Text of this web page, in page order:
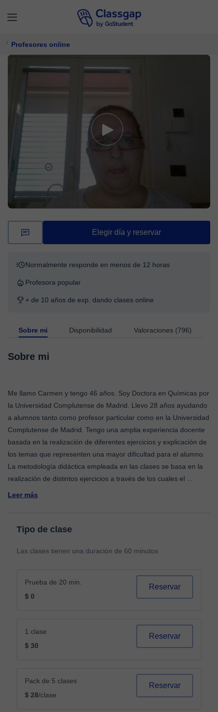
Profesores online
Carmen
4,9 (796)
1713 clases
Matemáticas,
Química
Elegir día y reservar
Normalmente responde en menos de 12 horas
Profesora popular
+ de 10 años de exp. dando clases online
Sobre mi Disponibilidad Valoraciones (796)
Sobre mi
Me llamo Carmen y tengo 46 años. Soy Doctora en Químicas por
la Universidad Complutense de Madrid. Llevo 28 años ayudando
a alumnos tanto como profesor particular como en la Universidad
Complutense de Madrid. Tengo una amplia experiencia docente
basada en la realización de diferentes ejercicios y explicación de
los temas que representen una mayor dificultad para el alumno.
La metodología didáctica empleada en las clases se basa en la
realización de distintos ejercicios a través de los cuales el
Leer más
Tipo de clase
Las clases tienen una duración de 60 minutos
Prueba de 20 min.
$ 0
Reservar
1 clase
$ 30
Reservar
Pack de 5 clases
$ 28/clase
Reservar